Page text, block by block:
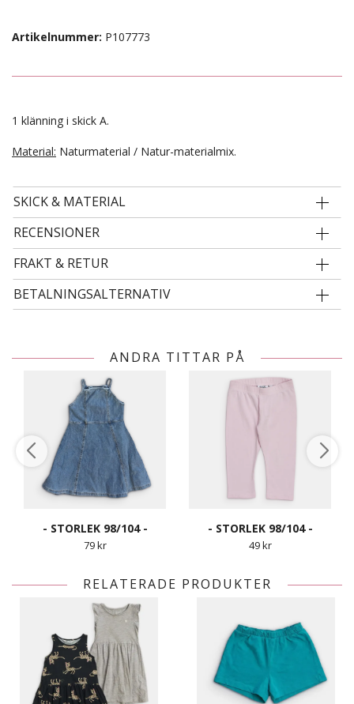
Artikelnummer: P107773
1 klänning i skick A.
Material: Naturmaterial / Natur-materialmix.
SKICK & MATERIAL
RECENSIONER
FRAKT & RETUR
BETALNINGSALTERNATIV
ANDRA TITTAR PÅ
- STORLEK 98/104 -
79 kr
- STORLEK 98/104 -
49 kr
RELATERADE PRODUKTER